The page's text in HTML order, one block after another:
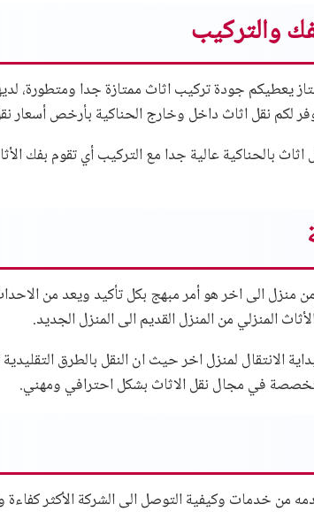
والتركيب
يعطيكم جودة تركيب اثاث ممتازة جدا ومتطورة،
لكم نقل اثاث داخل وخارج الحناكية بأرخص أسعار
بالحناكية عالية جدا مع التركيب أي تقوم بفك
من منزل الى اخر هو أمر مبهج بكل تأكيد ويعد من
المنزلي من المنزل القديم الى المنزل الجديد.
لمنزل اخر حيث ان النقل بالطرق
في مجال نقل الاثاث بشكل احترافي ومهني.
من خدمات وكيفية التوصل الى الشركة الأكثر كفاءة